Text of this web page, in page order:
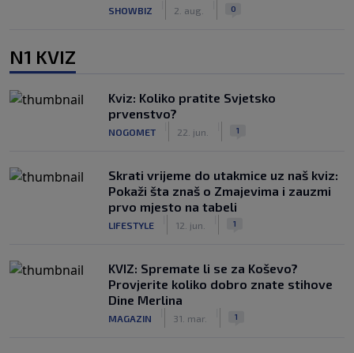
SHOWBIZ 2. aug. 0
N1 KVIZ
Kviz: Koliko pratite Svjetsko
prvenstvo?
NOGOMET 22. jun. 1
Skrati vrijeme do utakmice uz naš kviz:
Pokaži šta znaš o Zmajevima i zauzmi
prvo mjesto na tabeli
LIFESTYLE 12. jun. 1
KVIZ: Spremate li se za Koševo?
Provjerite koliko dobro znate stihove
Dine Merlina
MAGAZIN 31. mar. 1